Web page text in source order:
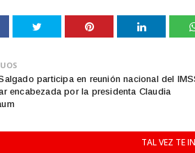
participa en reunión nacional del
encabezada por la presidenta Claudia
TAL VEZ TE